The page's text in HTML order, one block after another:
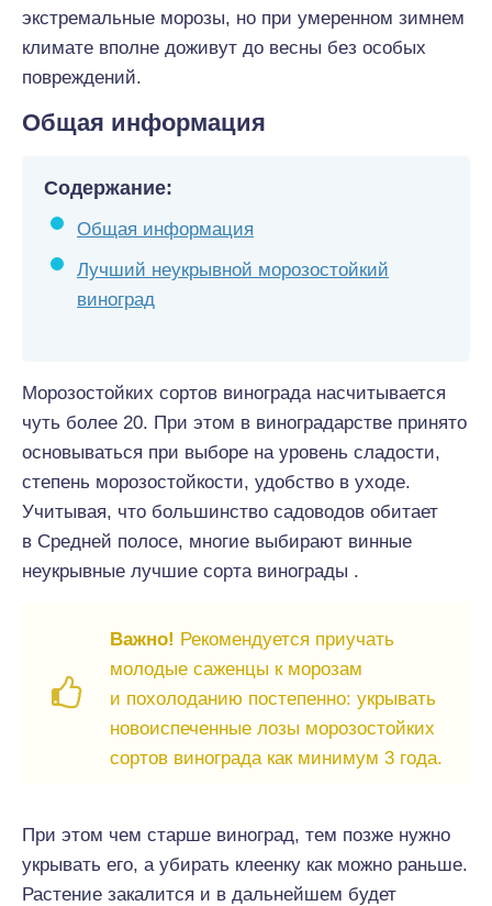
экстремальные морозы, но при умеренном зимнем
климате вполне доживут до весны без особых
повреждений.
Общая информация
Содержание:
Общая информация
Лучший неукрывной морозостойкий
виноград
Морозостойких сортов винограда насчитывается
чуть более 20. При этом в виноградарстве принято
основываться при выборе на уровень сладости,
степень морозостойкости, удобство в уходе.
Учитывая, что большинство садоводов обитает
в Средней полосе, многие выбирают винные
неукрывные лучшие сорта винограды .
Важно! Рекомендуется приучать
молодые саженцы к морозам
и похолоданию постепенно: укрывать
новоиспеченные лозы морозостойких
сортов винограда как минимум 3 года.
При этом чем старше виноград, тем позже нужно
укрывать его, а убирать клеенку как можно раньше.
Растение закалится и в дальнейшем будет